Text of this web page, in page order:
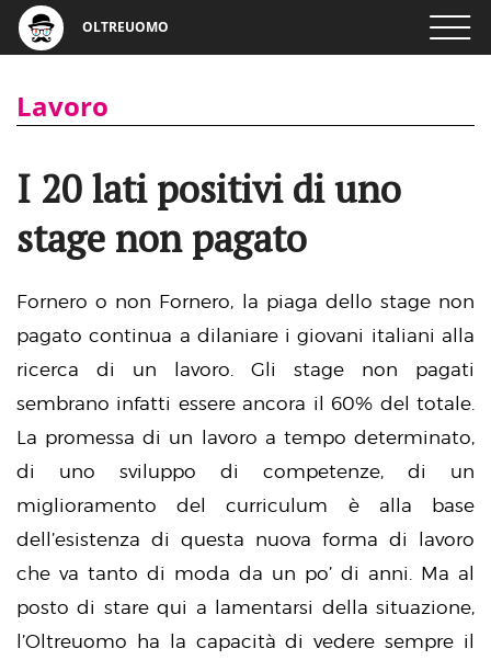
OLTREUOMO
Lavoro
I 20 lati positivi di uno
stage non pagato
Fornero o non Fornero, la piaga dello stage non
pagato continua a dilaniare i giovani italiani alla
ricerca di un lavoro. Gli stage non pagati
sembrano infatti essere ancora il 60% del totale.
La promessa di un lavoro a tempo determinato,
di uno sviluppo di competenze, di un
miglioramento del curriculum è alla base
dell’esistenza di questa nuova forma di lavoro
che va tanto di moda da un po’ di anni. Ma al
posto di stare qui a lamentarsi della situazione,
l’Oltreuomo ha la capacità di vedere sempre il